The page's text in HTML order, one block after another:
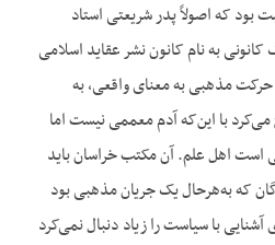
بود که اصولاً پدر شریعتی استاد
به نام کانون نشر عقاید اسلامی
مذهبی به معنای واقعی، به
می‌کرد با این‌که آدم معممی نیست اما
اهل علم. آن مکتب خراسان باید
که به‌هرحال یک جریان مذهبی بود
با سیاست را زیاد دنبال نمی‌کرد